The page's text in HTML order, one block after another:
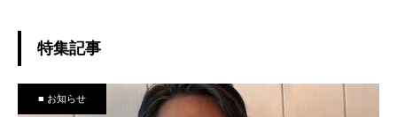
特集記事
■ お知らせ